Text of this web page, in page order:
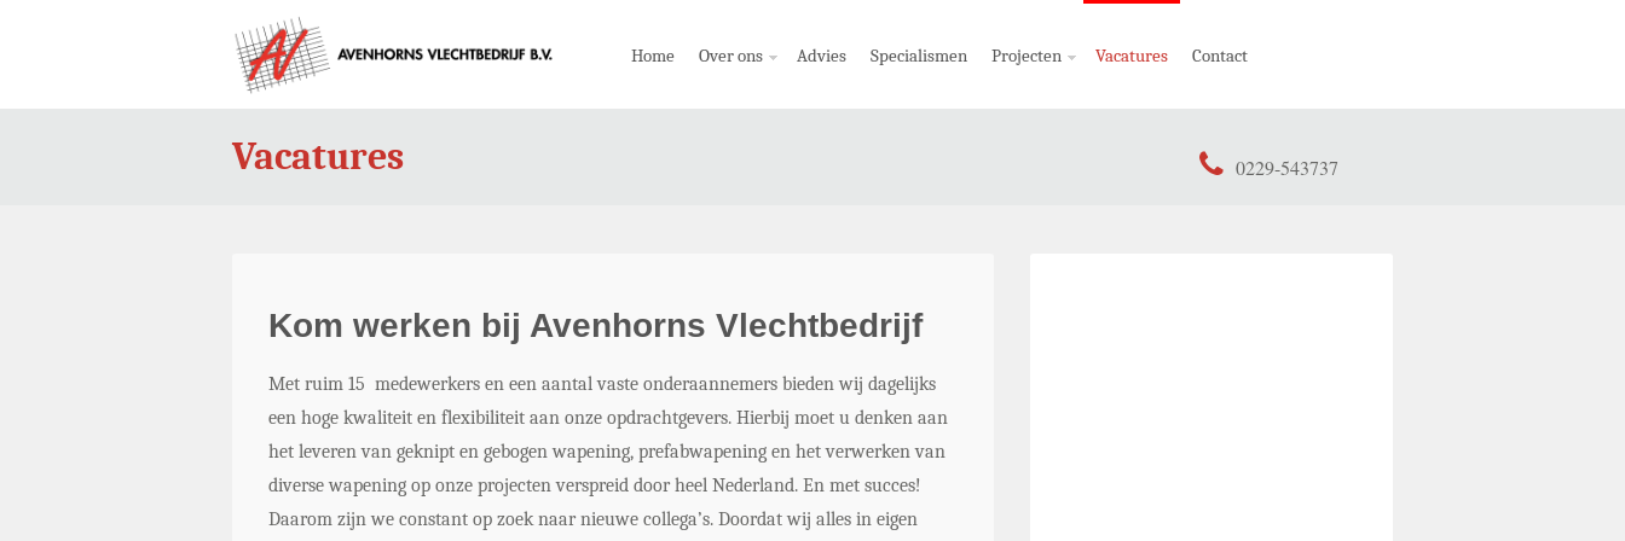
Home Over ons Advies Specialismen Projecten Vacatures Contact
0229-543737
Vacatures
Kom werken bij Avenhorns Vlechtbedrijf
Met ruim 15 medewerkers en een aantal vaste onderaannemers bieden wij dagelijks
een hoge kwaliteit en flexibiliteit aan onze opdrachtgevers. Hierbij moet u denken aan
het leveren van geknipt en gebogen wapening, prefabwapening en het verwerken van
diverse wapening op onze projecten verspreid door heel Nederland. En met succes!
Daarom zijn we constant op zoek naar nieuwe collega’s. Doordat wij alles in eigen